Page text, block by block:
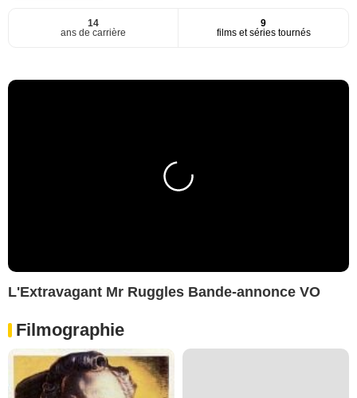
14
ans de carrière
9
films et séries tournés
L'Extravagant Mr Ruggles Bande-annonce VO
Filmographie